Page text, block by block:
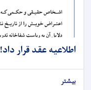
اطلاعیه عقد قرار داد!
بیشتر